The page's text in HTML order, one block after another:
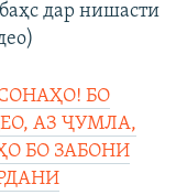
дар нишасти
БО
АЗ ҶУМЛА,
БО ЗАБОНИ